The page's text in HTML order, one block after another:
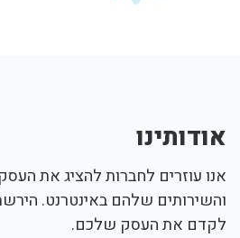
אודותינו
אנו עוזרים לחברות להציג את
והשירותים שלהם באינטרנט.
לקדם את העסק שלכם.